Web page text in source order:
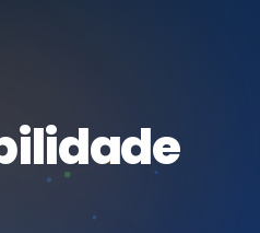
E INTEGRADOS
que